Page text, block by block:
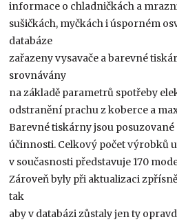
informace o chladničkách a
sušičkách, myčkách i úsporném
databáze
zařazeny vysavače a barevné
srovnávány
na základě parametrů spotřeby
odstranění prachu z koberce a
Barevné tiskárny jsou
účinnosti. Celkový počet výrobků
v současnosti představuje 170
Zároveň byly při aktualizaci
tak
aby v databázi zůstaly jen ty